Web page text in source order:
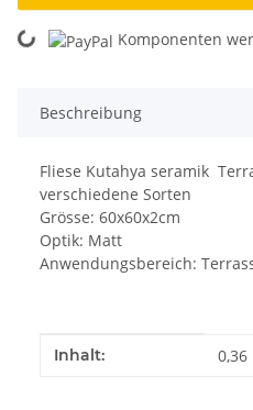
Loading... Komponenten
Beschreibung
Fliese Kutahya seramik
verschiedene Sorten
Grösse: 60x60x2cm
Optik: Matt
Anwendungsbereich:
Produkteigenschaft
Wert
Inhalt: 0,36